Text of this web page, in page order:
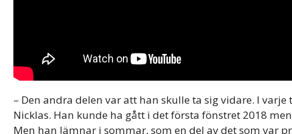
– Den andra delen var att han skulle ta sig vidare. I
Nicklas. Han kunde ha gått i det första fönstret 2018
Men han lämnar i sommar, som en del av det som var